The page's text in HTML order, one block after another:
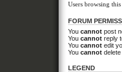
Users browsing
FORUM
You cannot post
You cannot reply
You cannot edit
You cannot
LEGEND